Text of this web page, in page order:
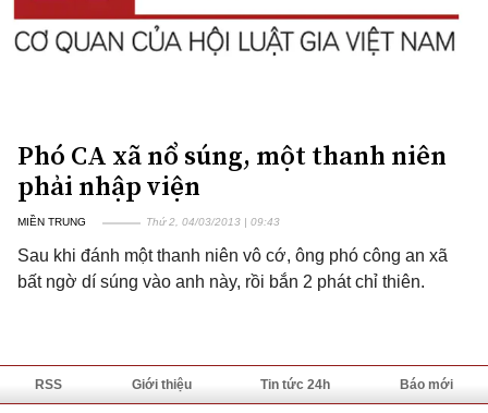
Phó CA xã nổ súng, một thanh niên
phải nhập viện
MIỀN TRUNG Thứ 2, 04/03/2013 | 09:43
Sau khi đánh một thanh niên vô cớ, ông phó công an xã
bất ngờ dí súng vào anh này, rồi bắn 2 phát chỉ thiên.
RSS Giới thiệu Tin tức 24h Báo mới